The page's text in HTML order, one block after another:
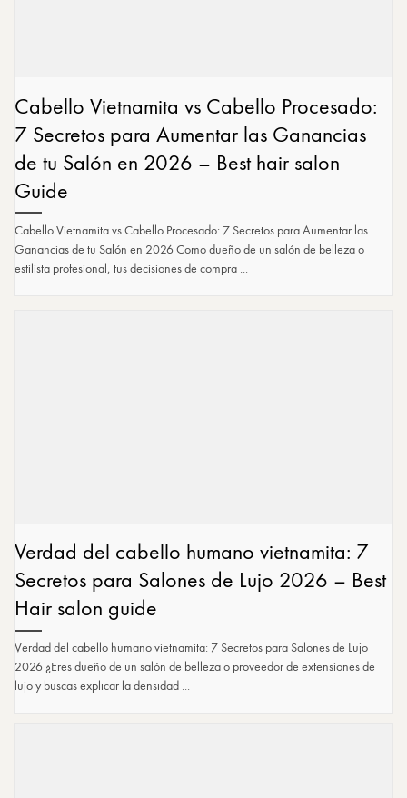
Cabello Vietnamita vs Cabello Procesado:
7 Secretos para Aumentar las Ganancias
de tu Salón en 2026 – Best hair salon
Guide
Cabello Vietnamita vs Cabello Procesado: 7 Secretos para Aumentar las
Ganancias de tu Salón en 2026 Como dueño de un salón de belleza o
estilista profesional, tus decisiones de compra ...
Verdad del cabello humano vietnamita: 7
Secretos para Salones de Lujo 2026 – Best
Hair salon guide
Verdad del cabello humano vietnamita: 7 Secretos para Salones de Lujo
2026 ¿Eres dueño de un salón de belleza o proveedor de extensiones de
lujo y buscas explicar la densidad ...